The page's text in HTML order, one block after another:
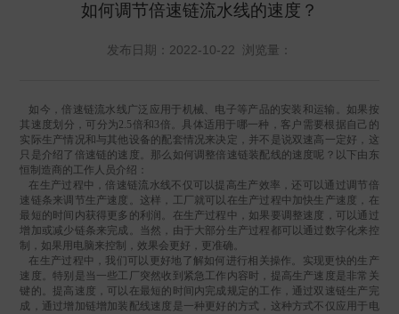
如何调节倍速链流水线的速度？
发布日期：2022-10-22 浏览量：
如今，倍速链流水线广泛应用于机械、电子等产品的安装和运输。如果按
其速度划分，可分为2.5倍和3倍。具体适用于哪一种，客户需要根据自己的
实际生产情况和与其他设备的配套情况来决定，并不是说双速高一定好，这
只是介绍了倍速链的速度。那么如何调整倍速链装配线的速度呢？以下由东
恒制造商的工作人员介绍：
在生产过程中，倍速链流水线不仅可以提高生产效率，还可以通过调节倍
速链条来调节生产速度。这样，工厂就可以在生产过程中加快生产速度，在
最短的时间内获得更多的利润。在生产过程中，如果要调整速度，可以通过
增加或减少链条来完成。当然，由于大部分生产过程都可以通过数字化来控
制，如果用电脑来控制，效果会更好，更准确。
在生产过程中，我们可以更好地了解如何进行相关操作。实现更快的生产
速度。特别是当一些工厂突然收到紧急工作内容时，提高生产速度是非常关
键的。提高速度，可以在最短的时间内完成规定的工作，通过双速链生产完
成，通过增加链增加装配线速度是一种更好的方式，这种方式不仅应用于电